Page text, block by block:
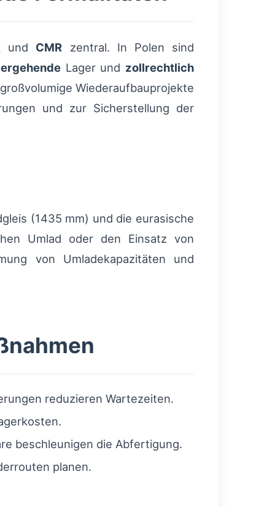
und CMR zentral. In Polen sind
Lager und zollrechtlich
Wiederaufbauprojekte
und zur Sicherstellung der
(1435 mm) und die eurasische
Umlad oder den Einsatz von
von Umladekapazitäten und
reduzieren Wartezeiten.
beschleunigen die Abfertigung.
planen.